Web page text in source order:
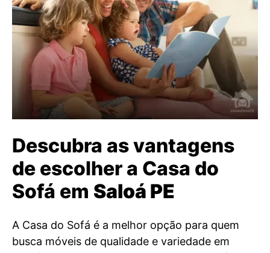
Descubra as vantagens
de escolher a Casa do
Sofá em Saloá PE
A Casa do Sofá é a melhor opção para quem
busca móveis de qualidade e variedade em